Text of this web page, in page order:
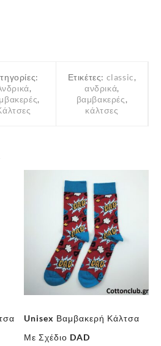
,
,
Ετικέτες: classic,
ανδρικά,
βαμβακερές,
κάλτσες
Unisex Βαμβακερή Κάλτσα
Με Σχέδιο DAD